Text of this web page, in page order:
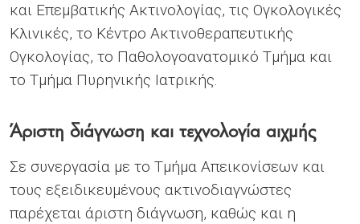
και Επεμβατικής Ακτινολογίας, τις Ογκολογικές
Κλινικές, το Κέντρο Ακτινοθεραπευτικής
Ογκολογίας, το Παθολογοανατομικό Τμήμα και
το Τμήμα Πυρηνικής Ιατρικής.
Άριστη διάγνωση και τεχνολογία αιχμής
Σε συνεργασία με το Τμήμα Απεικονίσεων και
τους εξειδικευμένους ακτινοδιαγνώστες
παρέχεται άριστη διάγνωση, καθώς και η